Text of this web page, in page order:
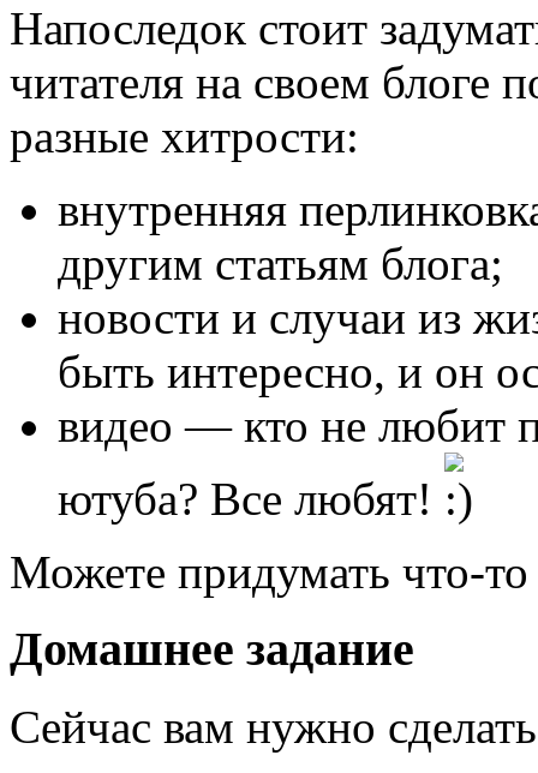
Напоследок стоит
читателя на своем блоге
разные хитрости:
внутренняя
другим статьям блога;
новости и случаи из
быть интересно, и он
видео — кто не любит
ютуба? Все любят!
Можете придумать что-то
Домашнее задание
Сейчас вам нужно